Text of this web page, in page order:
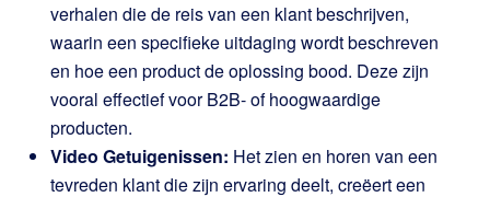
verhalen die de reis van een klant beschrijven,
waarin een specifieke uitdaging wordt beschreven
en hoe een product de oplossing bood. Deze zijn
vooral effectief voor B2B- of hoogwaardige
producten.
Video Getuigenissen: Het zien en horen van een
tevreden klant die zijn ervaring deelt, creëert een